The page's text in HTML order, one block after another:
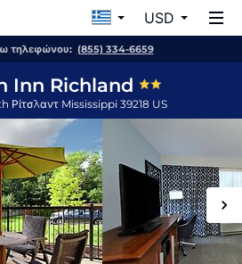
USD
τηλεφώνου: (855) 334-6659
Inn Richland
Ρίτσλαντ Mississippi 39218 US